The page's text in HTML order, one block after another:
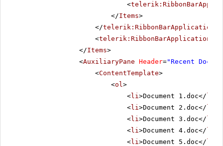
<
</Items>
</
<
</Items>
<AuxiliaryPane Header="Recent
<ContentTemplate>
<ol>
<li>Document 1.doc</
<li>Document 2.doc</
<li>Document 3.doc</
<li>Document 4.doc</
<li>Document 5.doc</